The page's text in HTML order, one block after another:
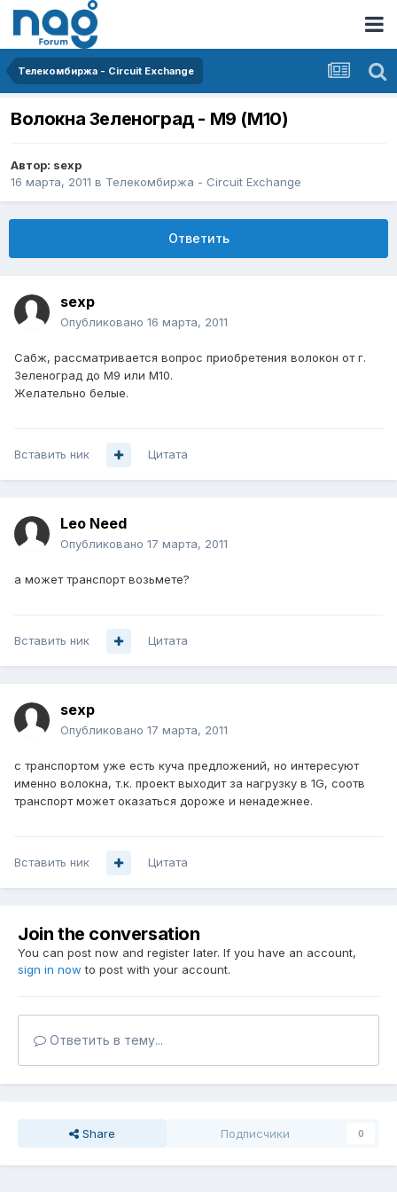
Телекомбиржа - Circuit Exchange
Волокна Зеленоград - М9 (М10)
Автор: sexp
16 марта, 2011 в Телекомбиржа - Circuit Exchange
Ответить
sexp
Опубликовано 16 марта, 2011
Сабж, рассматривается вопрос приобретения волокон от г.
Зеленоград до М9 или М10.
Желательно белые.
Вставить ник Цитата
Leo Need
Опубликовано 17 марта, 2011
а может транспорт возьмете?
Вставить ник Цитата
sexp
Опубликовано 17 марта, 2011
с транспортом уже есть куча предложений, но интересуют
именно волокна, т.к. проект выходит за нагрузку в 1G, соотв
транспорт может оказаться дороже и ненадежнее.
Вставить ник Цитата
Join the conversation
You can post now and register later. If you have an account,
sign in now to post with your account.
Ответить в тему...
Share Подписчики 0